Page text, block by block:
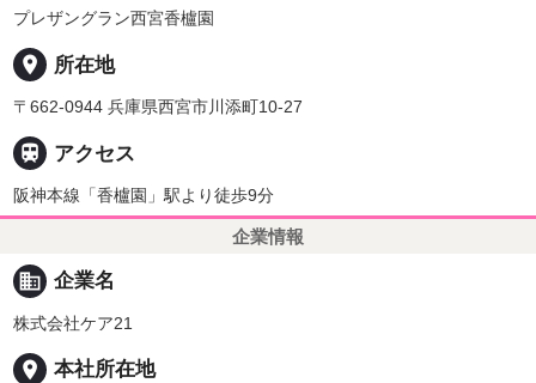
プレザングラン西宮香櫨園
place 所在地
〒662-0944 兵庫県西宮市川添町10-27
 アクセス
阪神本線「香櫨園」駅より徒歩9分
企業情報
business 企業名
株式会社ケア21
place 本社所在地